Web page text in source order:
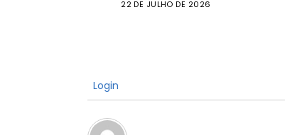
22 DE JULHO DE 2026
Login